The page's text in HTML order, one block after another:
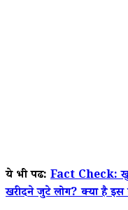
ये भी पढें: Fact Check:
खरीदने जुटे लोग? क्या है